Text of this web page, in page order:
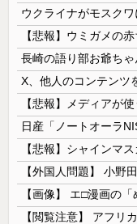
ウクライナがモスク
【画像】 エ□漫画の